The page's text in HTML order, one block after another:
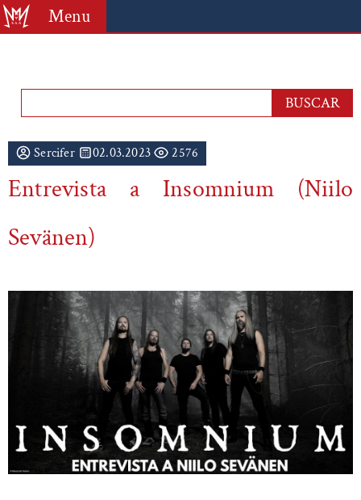
Menu
Sercifer 02.03.2023 2576
Entrevista a Insomnium (Niilo
Sevänen)